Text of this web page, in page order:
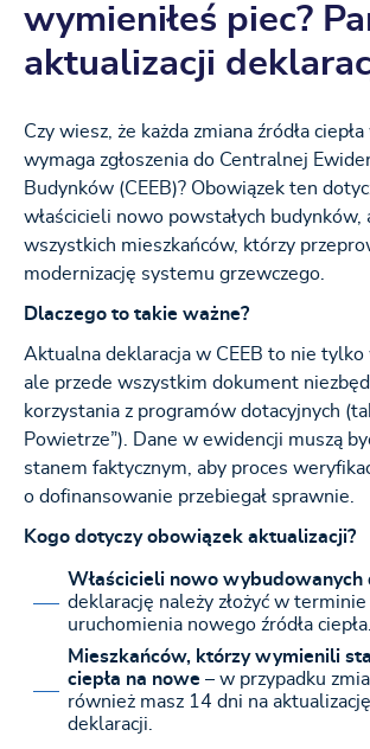
wymieniłeś piec?
aktualizacji
Czy wiesz, że każda zmiana źródła
wymaga zgłoszenia do Centralnej
Budynków (CEEB)? Obowiązek ten
właścicieli nowo powstałych budynków,
wszystkich mieszkańców, którzy
modernizację systemu grzewczego.
Dlaczego to takie ważne?
Aktualna deklaracja w CEEB to nie tylko
ale przede wszystkim dokument
korzystania z programów dotacyjnych
Powietrze”). Dane w ewidencji muszą
stanem faktycznym, aby proces
o dofinansowanie przebiegał sprawnie.
Kogo dotyczy obowiązek aktualizacji?
Właścicieli nowo wybudowanych
deklarację należy złożyć w
uruchomienia nowego źródła ciepła.
Mieszkańców, którzy wymienili
ciepła na nowe – w przypadku
również masz 14 dni na
deklaracji.